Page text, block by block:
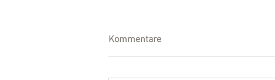
Kommentare